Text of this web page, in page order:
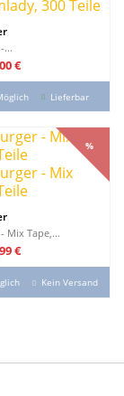
...
€
Lieferbar
Mix Tape,...
%
€
%
Kein Versand